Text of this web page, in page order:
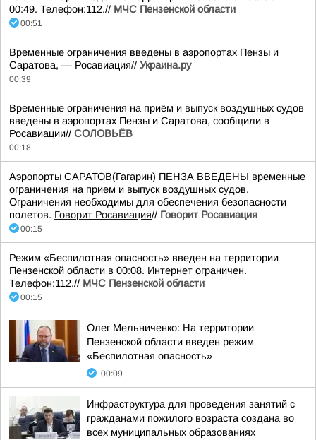
00:49. Телефон:112.// МЧС Пензенской области
00:51
Временные ограничения введены в аэропортах Пензы и
Саратова, — Росавиация// Украина.ру
00:39
Временные ограничения на приём и выпуск воздушных судов
введены в аэропортах Пензы и Саратова, сообщили в
Росавиации// СОЛОВЬЁВ
00:18
Аэропорты САРАТОВ(Гагарин) ПЕНЗА ВВЕДЕНЫ временные
ограничения на прием и выпуск воздушных судов.
Ограничения необходимы для обеспечения безопасности
полетов. Говорит Росавиация// Говорит Росавиация
00:15
Режим «Беспилотная опасность» введен на территории
Пензенской области в 00:08. Интернет ограничен.
Телефон:112.// МЧС Пензенской области
00:15
Олег Мельниченко: На территории
Пензенской области введен режим
«Беспилотная опасность»
00:09
Инфраструктура для проведения занятий с
гражданами пожилого возраста создана во
всех муниципальных образованиях